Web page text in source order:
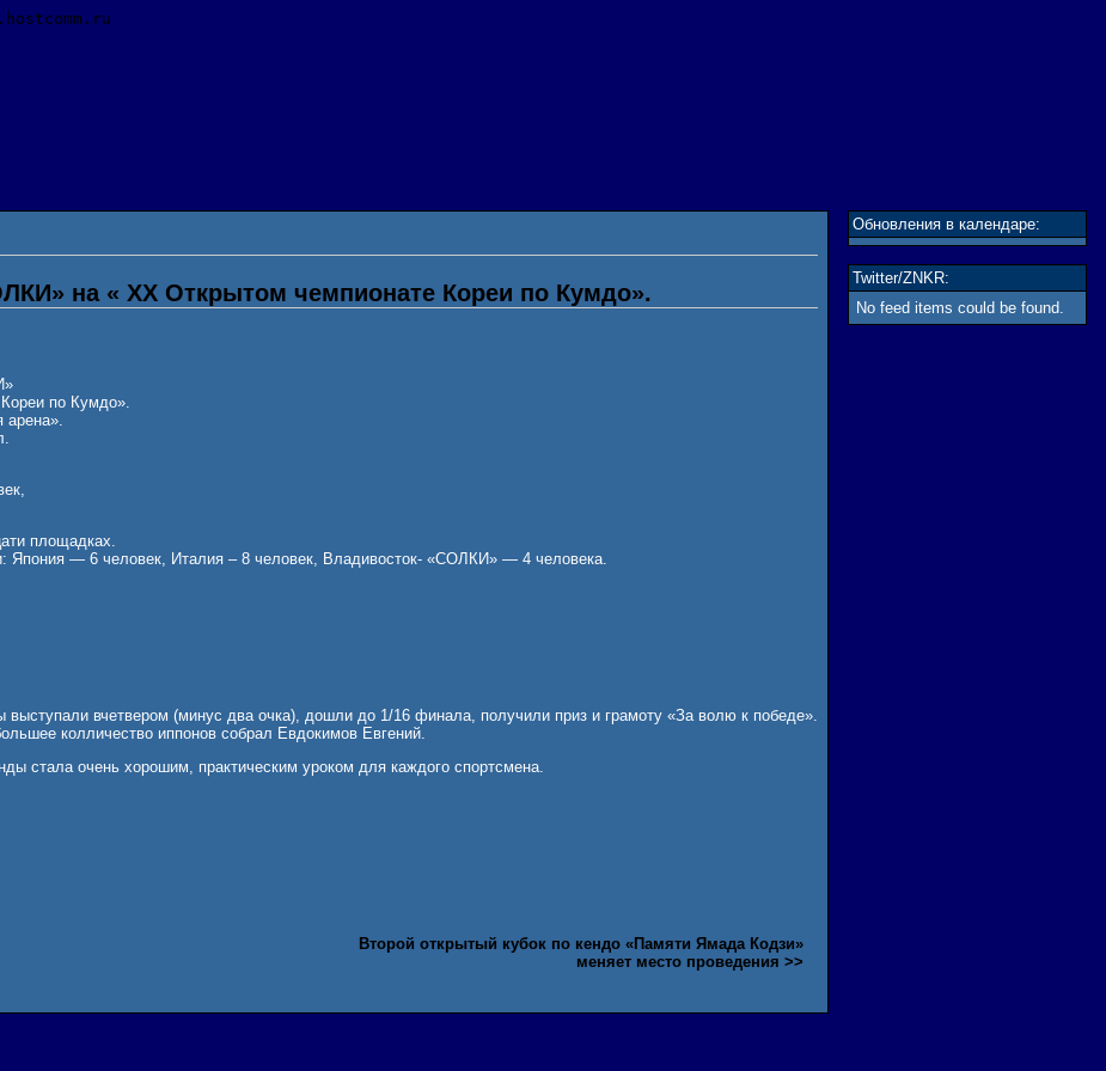
на « XX Открытом чемпионате Кореи по Кумдо».
по Кумдо».
арена».
площадках.
Япония — 6 человек, Италия – 8 человек, Владивосток- «СОЛКИ» — 4 человека.
выступали вчетвером (минус два очка), дошли до 1/16 финала, получили приз и грамоту «За волю к победе».
колличество иппонов собрал Евдокимов Евгений.
стала очень хорошим, практическим уроком для каждого спортсмена.
Второй открытый кубок по кендо «Памяти Ямада Кодзи»
меняет место проведения >>
Обновления в календаре:
Twitter/ZNKR:
No feed items could be found.